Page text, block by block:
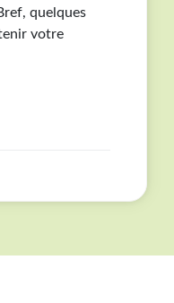
quelques
votre